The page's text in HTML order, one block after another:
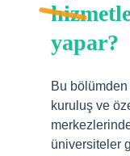
yapar?
Bu
kuruluş ve
üniversiteler